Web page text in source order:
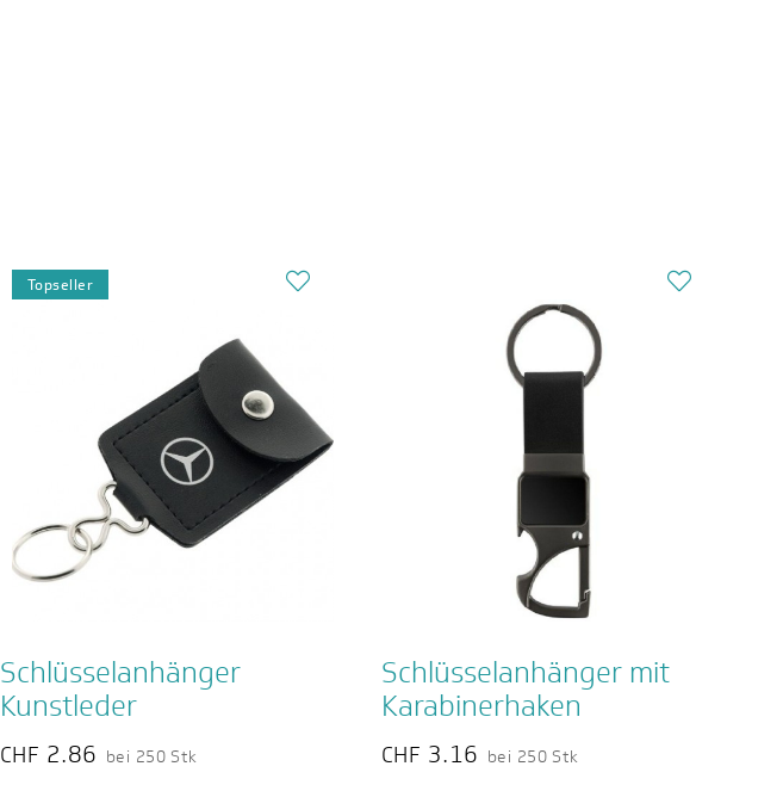
Topseller
Schlüsselanhänger
Kunstleder
CHF 2.86 bei 250 Stk
Schlüsselanhänger mit
Karabinerhaken
CHF 3.16 bei 250 Stk